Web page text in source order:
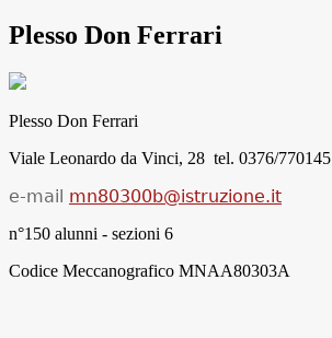
Plesso Don Ferrari
Plesso Don Ferrari
Viale Leonardo da Vinci, 28 tel. 0376/770145
e-mail mn80300b@istruzione.it
n°150 alunni - sezioni 6
Codice Meccanografico MNAA80303A